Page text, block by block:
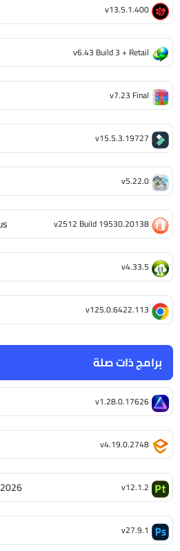
برامج ذات صلة
v1.28.0.17626
v4.19.0.2748
v12.1.2
v27.9.1
v13.5.1.400
v6.43 Build 3 + Retail
v7.23 Final
v15.5.3.19727
v5.22.0
v2512 Build 19530.20138
v4.33.5
v125.0.6422.113